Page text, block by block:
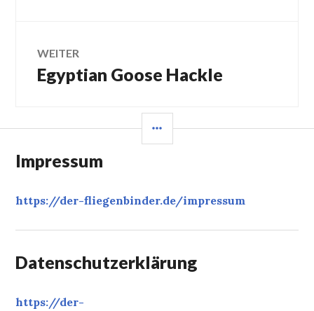
WEITER
Nächster
Beitrag:
Egyptian Goose Hackle
Impressum
https://der-fliegenbinder.de/impressum
Datenschutzerklärung
https://der-